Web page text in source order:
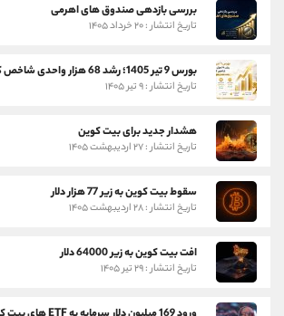
بررسی بازدهی صندوق های اهرمی
تاریخ انتشار : ۲۰ خرداد ۱۴۰۵
تاریخ انتشار : ۹ تیر ۱۴۰۵
هشدار جدید برای بیت کوین
تاریخ انتشار : ۲۷ اردیبهشت ۱۴۰۵
سقوط بیت کوین به زیر 77 هزار دلار
تاریخ انتشار : ۲۸ اردیبهشت ۱۴۰۵
افت بیت کوین به زیر 64000 دلار
تاریخ انتشار : ۲۹ تیر ۱۴۰۵